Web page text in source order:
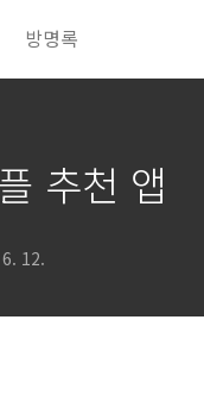
방명록
추천 앱
12.